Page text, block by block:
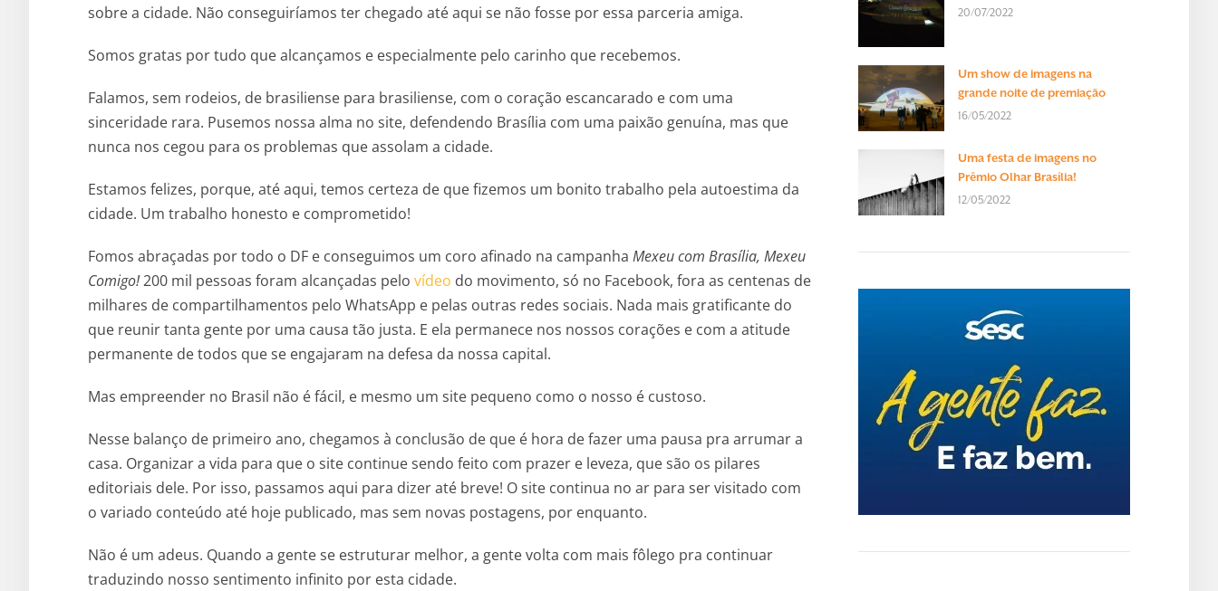
sobre a cidade. Não conseguiríamos ter chegado até aqui se não fosse por essa parceria amiga.
Somos gratas por tudo que alcançamos e especialmente pelo carinho que recebemos.
Falamos, sem rodeios, de brasiliense para brasiliense, com o coração escancarado e com uma
sinceridade rara. Pusemos nossa alma no site, defendendo Brasília com uma paixão genuína, mas que
nunca nos cegou para os problemas que assolam a cidade.
Estamos felizes, porque, até aqui, temos certeza de que fizemos um bonito trabalho pela autoestima da
cidade. Um trabalho honesto e comprometido!
Fomos abraçadas por todo o DF e conseguimos um coro afinado na campanha Mexeu com Brasília, Mexeu
Comigo!200 mil pessoas foram alcançadas pelo vídeo do movimento, só no Facebook, fora as centenas de
milhares de compartilhamentos pelo WhatsApp e pelas outras redes sociais. Nada mais gratificante do
que reunir tanta gente por uma causa tão justa. E ela permanece nos nossos corações e com a atitude
permanente de todos que se engajaram na defesa da nossa capital.
Mas empreender no Brasil não é fácil, e mesmo um site pequeno como o nosso é custoso.
Nesse balanço de primeiro ano, chegamos à conclusão de que é hora de fazer uma pausa pra arrumar a
casa. Organizar a vida para que o site continue sendo feito com prazer e leveza, que são os pilares
editoriais dele. Por isso, passamos aqui para dizer até breve! O site continua no ar para ser visitado com
o variado conteúdo até hoje publicado, mas sem novas postagens, por enquanto.
Não é um adeus. Quando a gente se estruturar melhor, a gente volta com mais fôlego pra continuar
traduzindo nosso sentimento infinito por esta cidade.
20/07/2022
Um show de imagens na
grande noite de premiação
16/05/2022
Uma festa de imagens no
Prêmio Olhar Brasília!
12/05/2022